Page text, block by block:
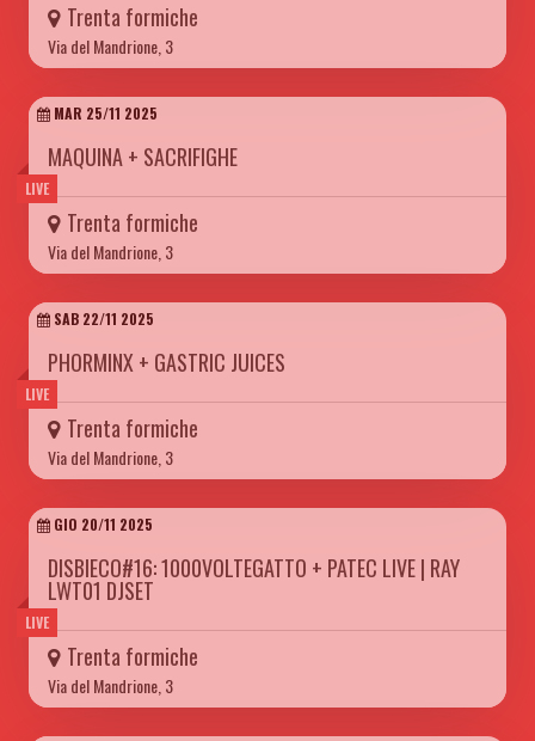
Trenta formiche
Via del Mandrione, 3
LIVE
MAR 25/11 2025
MAQUINA + SACRIFIGHE
Trenta formiche
Via del Mandrione, 3
LIVE
SAB 22/11 2025
PHORMINX + GASTRIC JUICES
Trenta formiche
Via del Mandrione, 3
LIVE
GIO 20/11 2025
DISBIECO#16: 1000VOLTEGATTO + PATEC LIVE | RAY
LWT01 DJSET
Trenta formiche
Via del Mandrione, 3